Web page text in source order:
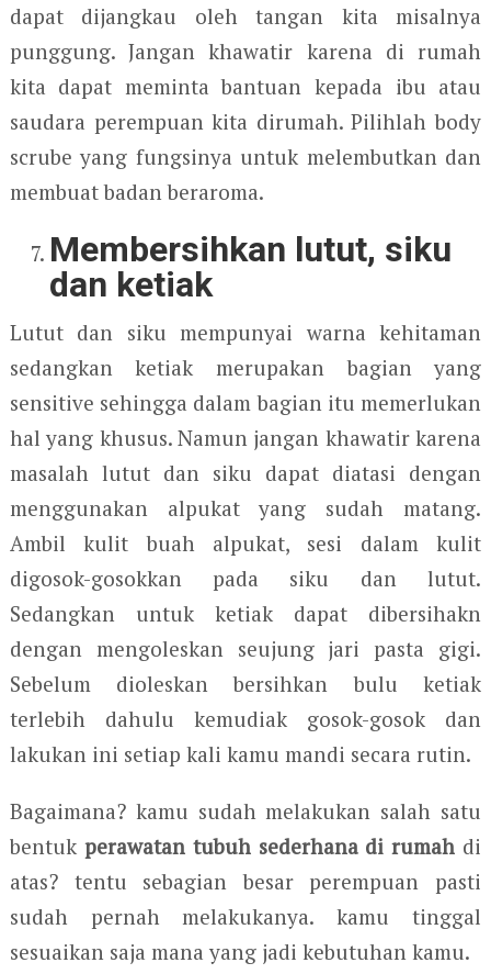
dapat dijangkau oleh tangan kita misalnya
punggung. Jangan khawatir karena di rumah
kita dapat meminta bantuan kepada ibu atau
saudara perempuan kita dirumah. Pilihlah body
scrube yang fungsinya untuk melembutkan dan
membuat badan beraroma.
Membersihkan lutut, siku
dan ketiak
Lutut dan siku mempunyai warna kehitaman
sedangkan ketiak merupakan bagian yang
sensitive sehingga dalam bagian itu memerlukan
hal yang khusus. Namun jangan khawatir karena
masalah lutut dan siku dapat diatasi dengan
menggunakan alpukat yang sudah matang.
Ambil kulit buah alpukat, sesi dalam kulit
digosok-gosokkan pada siku dan lutut.
Sedangkan untuk ketiak dapat dibersihakn
dengan mengoleskan seujung jari pasta gigi.
Sebelum dioleskan bersihkan bulu ketiak
terlebih dahulu kemudiak gosok-gosok dan
lakukan ini setiap kali kamu mandi secara rutin.
Bagaimana? kamu sudah melakukan salah satu
bentuk perawatan tubuh sederhana di rumah di
atas? tentu sebagian besar perempuan pasti
sudah pernah melakukanya. kamu tinggal
sesuaikan saja mana yang jadi kebutuhan kamu.